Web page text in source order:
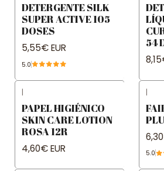
DETERGENTE SILK
SUPER ACTIVE 105
DOSES
5,55€ EUR
5.0
54
|
PAPEL HIGIÉNICO
SKIN CARE LOTION
ROSA 12R
4,60€ EUR
|
5.0